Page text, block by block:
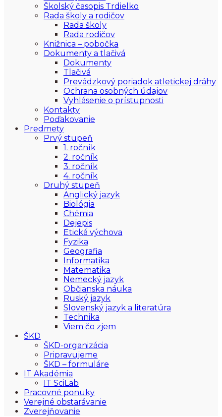
Školský časopis Trdielko
Rada školy a rodičov
Rada školy
Rada rodičov
Knižnica – pobočka
Dokumenty a tlačivá
Dokumenty
Tlačivá
Prevádzkový poriadok atletickej dráhy
Ochrana osobných údajov
Vyhlásenie o prístupnosti
Kontakty
Poďakovanie
Predmety
Prvý stupeň
1. ročník
2. ročník
3. ročník
4. ročník
Druhý stupeň
Anglický jazyk
Biológia
Chémia
Dejepis
Etická výchova
Fyzika
Geografia
Informatika
Matematika
Nemecký jazyk
Občianska náuka
Ruský jazyk
Slovenský jazyk a literatúra
Technika
Viem čo zjem
ŠKD
ŠKD-organizácia
Pripravujeme
ŠKD – formuláre
IT Akadémia
IT SciLab
Pracovné ponuky
Verejné obstarávanie
Zverejňovanie